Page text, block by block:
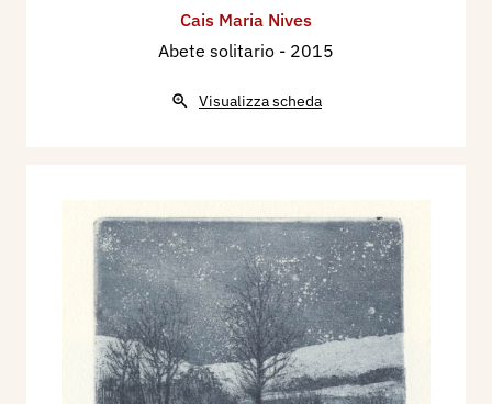
Cais Maria Nives
Abete solitario - 2015
Visualizza scheda